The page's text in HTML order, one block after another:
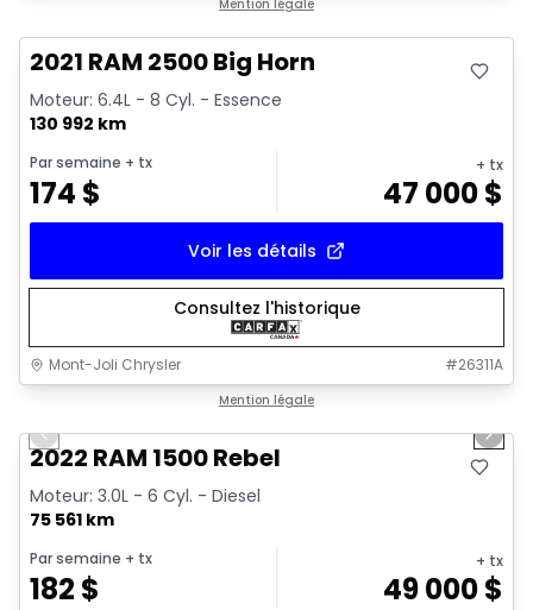
Mention légale
Vidéo disponible
2021 RAM 2500 Big Horn
Moteur: 6.4L - 8 Cyl. - Essence
130 992 km
Par semaine + tx
174 $
+ tx
47 000$
Voir les détails
Consultez l'historique
Mont-Joli Chrysler #26311A
Mention légale
Previous slide Next
2022 RAM 1500 Rebel
Moteur: 3.0L - 6 Cyl. - Diesel
75 561 km
Par semaine + tx
182 $
+ tx
49 000$